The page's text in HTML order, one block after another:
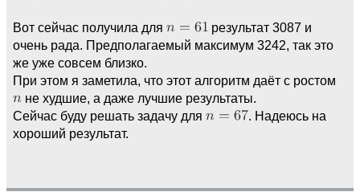
Вот сейчас получила для
результат 3087 и
очень рада. Предполагаемый максимум 3242, так это
же уже совсем близко.
При этом я заметила, что этот алгоритм даёт с ростом
не худшие, а даже лучшие результаты.
Сейчас буду решать задачу для
. Надеюсь на
хороший результат.